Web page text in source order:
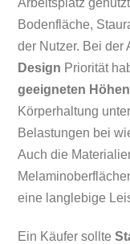
Arbeitsplatz
Bodenfläche,
der Nutzer. Bei
Design Priorität
geeigneten
Körperhaltung
Belastungen bei
Auch die
eine langlebige
Ein Käufer sollte